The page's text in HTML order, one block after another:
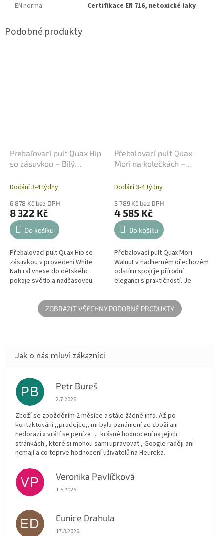
EN norma: Certifikace EN 716, netoxické laky
Prebaľovací pult Quax Hip
so zásuvkou – Bílý
Dodání 3-4 týdny
6 878 Kč bez DPH
8 322 Kč
Do košíku
Přebalovací pult Quax Hip se
zásuvkou v provedení White
Natural vnese do dětského
pokoje světlo a nadčasovou
laku a masivního buku vytváří...
Přebalovací pult Quax
Mori na kolečkách –
Dodání 3-4 týdny
3 789 Kč bez DPH
4 585 Kč
Do košíku
Přebalovací pult Quax Mori
Walnut v nádherném ořechovém
odstínu spojuje přírodní
eleganci s praktičností. Je
vybaven kolečky s brzdou, což
umožňuje...
ZOBRAZIT VŠECHNY PODOBNÉ PRODUKTY
PB Petr Bureš
Hodnocení obchodu je 1 z 5 hvězdiček.
2.7.2026
Zboží se zpožděním 2 měsíce a stále žádné info. Až po
kontaktování ,,prodejce,, mi bylo oznámení ze zboží ani
nedorazí a vrátí se peníze … krásné hodnocení na jejich
stránkách , které si mohou sami upravovat , Google raději ani
nemají a co teprve hodnocení uživatelů na Heureka.
VP Veronika Pavlíčková
Hodnocení obchodu je 5 z 5 hvězdiček.
1.5.2026
ED Eunice Drahula
Hodnocení obchodu je 5 z 5 hvězdiček.
17.3.2026